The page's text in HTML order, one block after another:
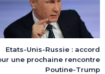
Etats-Unis-Russie : accord
une prochaine rencontre
Poutine-Trump